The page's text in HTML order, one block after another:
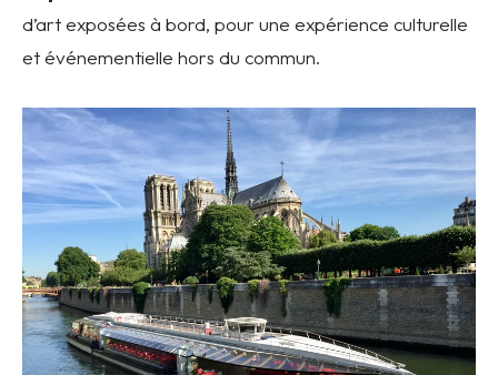
d’art exposées à bord, pour une expérience culturelle
et événementielle hors du commun.